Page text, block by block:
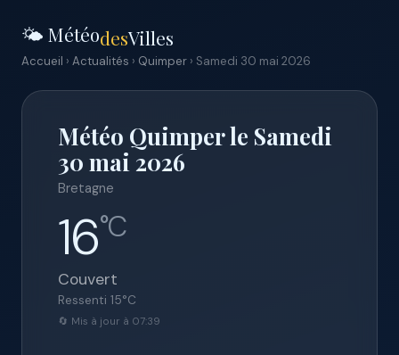
🌤️ MétéodesVilles
Accueil › Actualités › Quimper › Samedi 30 mai 2026
Météo Quimper le Samedi
30 mai 2026
Bretagne
16°C
Couvert
Ressenti 15°C
🔄 Mis à jour à 07:39